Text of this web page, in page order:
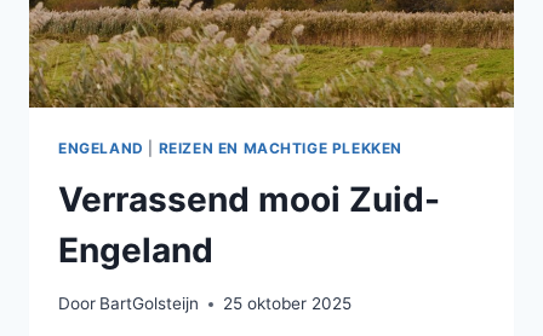
ENGELAND REIZEN EN MACHTIGE PLEKKEN
Verrassend mooi Zuid-
Engeland
Door BartGolsteijn 25 oktober 2025